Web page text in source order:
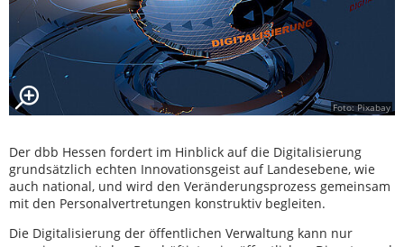
Foto: Pixabay
Der dbb Hessen fordert im Hinblick auf die Digitalisierung
grundsätzlich echten Innovationsgeist auf Landesebene, wie
auch national, und wird den Veränderungsprozess gemeinsam
mit den Personalvertretungen konstruktiv begleiten.
Die Digitalisierung der öffentlichen Verwaltung kann nur